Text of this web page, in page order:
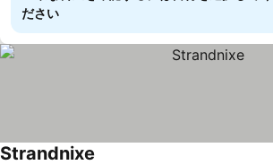
ださい
Strandnixe